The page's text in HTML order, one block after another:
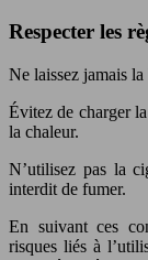
Respecter les
Ne laissez jamais
Évitez de charger
la chaleur.
N’utilisez pas la
interdit de fumer.
En suivant ces
risques liés à